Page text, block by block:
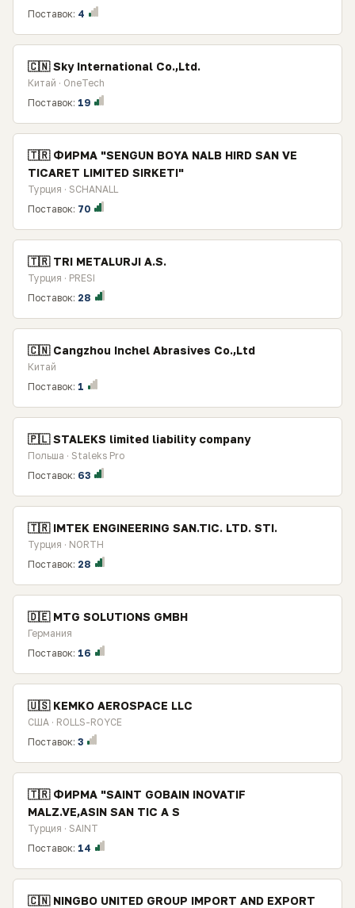
Поставок: 4
🇨🇳 Sky International Co.,Ltd.
Китай · OneTech
Поставок: 19
🇹🇷 ФИРМА "SENGUN BOYA NALB HIRD SAN VE
TICARET LIMITED SIRKETI"
Турция · SCHANALL
Поставок: 70
🇹🇷 TRI METALURJI A.S.
Турция · PRESI
Поставок: 28
🇨🇳 Cangzhou Inchel Abrasives Co.,Ltd
Китай
Поставок: 1
🇵🇱 STALEKS limited liability company
Польша · Staleks Pro
Поставок: 63
🇹🇷 IMTEK ENGINEERING SAN.TIC. LTD. STI.
Турция · NORTH
Поставок: 28
🇩🇪 MTG SOLUTIONS GMBH
Германия
Поставок: 16
🇺🇸 KEMKO AEROSPACE LLC
США · ROLLS-ROYCE
Поставок: 3
🇹🇷 ФИРМА "SAINT GOBAIN INOVATIF
MALZ.VE,ASIN SAN TIC A S
Турция · SAINT
Поставок: 14
🇨🇳 NINGBO UNITED GROUP IMPORT AND EXPORT